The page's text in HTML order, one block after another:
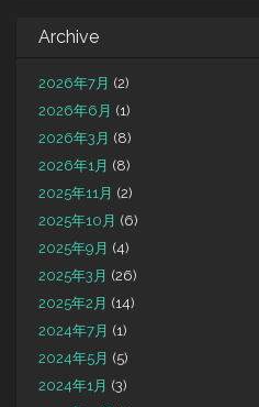
Archive
2026年7月 (2)
2026年6月 (1)
2026年3月 (8)
2026年1月 (8)
2025年11月 (2)
2025年10月 (6)
2025年9月 (4)
2025年3月 (26)
2025年2月 (14)
2024年7月 (1)
2024年5月 (5)
2024年1月 (3)